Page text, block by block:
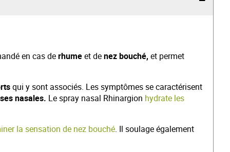
en cas derhumeet denez bouché, et permet
qui y sont associés. Les symptômes se caractérisent
nasales. Le spray nasal Rhinargion hydrate les
la sensation de nez bouché. Il soulage également